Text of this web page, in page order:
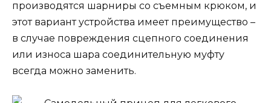
производятся шарниры со съемным крюком, и
этот вариант устройства имеет преимущество –
в случае повреждения сцепного соединения
или износа шара соединительную муфту
всегда можно заменить.